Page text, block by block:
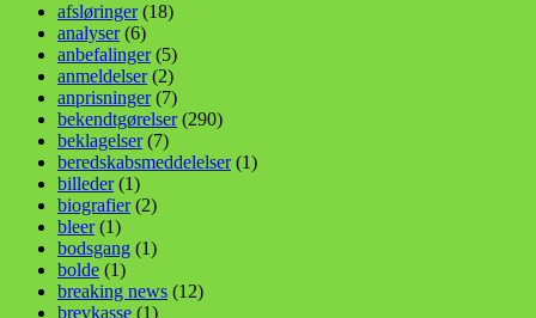
afsløringer(18)
analyser(6)
anbefalinger(5)
anmeldelser(2)
anprisninger(7)
bekendtgørelser(290)
beklagelser(7)
beredskabsmeddelelser(1)
billeder(1)
biografier(2)
bleer(1)
bodsgang (1)
bolde (1)
breaking news (12)
brevkasse (1)